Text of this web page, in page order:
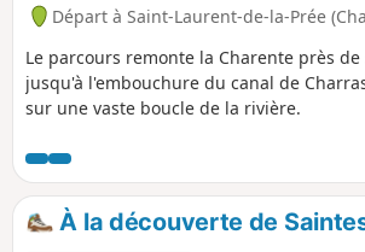
Départ à Saint-Laurent-de-la-Prée
Le parcours remonte la Charente près
jusqu'à l'embouchure du canal de
sur une vaste boucle de la rivière.
À la découverte de